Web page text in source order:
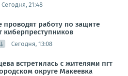
Сегодня, 21:48
проводят работу по защите
киберпреступников
Сегодня, 13:08
встретилась с жителями пгт
округе Макеевка